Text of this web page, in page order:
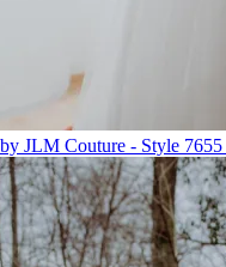
JLM Couture - Style 7655